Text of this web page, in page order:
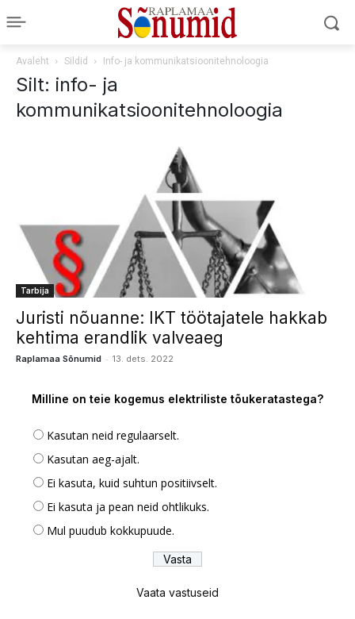
Avaleht Sildid Info- ja kommunikatsioonitehnoloogia
Silt: info- ja
kommunikatsioonitehnoloogia
Tarbija
Juristi nõuanne: IKT töötajatele hakkab
kehtima erandlik valveaeg
Raplamaa Sõnumid - 13. dets. 2022
Milline on teie kogemus elektriliste tõukeratastega?
Kasutan neid regulaarselt.
Kasutan aeg-ajalt.
Ei kasuta, kuid suhtun positiivselt.
Ei kasuta ja pean neid ohtlikuks.
Mul puudub kokkupuude.
Vaata vastuseid